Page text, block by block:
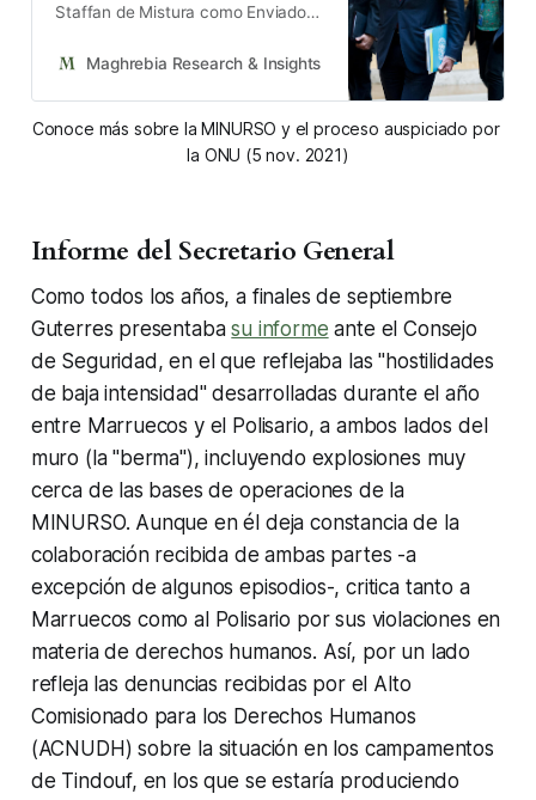
Staffan de Mistura como Enviado
Sáhara Occidental busca poner
Maghrebia Research & Insights Maghrebia Research &
Conoce más sobre la MINURSO y el proceso auspiciado por
la ONU (5 nov. 2021)
Informe del Secretario General
Como todos los años, a finales de septiembre
Guterres presentabasu informe ante el Consejo
de Seguridad, en el que reflejaba las "hostilidades
de baja intensidad" desarrolladas durante el año
entre Marruecos y el Polisario, a ambos lados del
muro (la "berma"), incluyendo explosiones muy
cerca de las bases de operaciones de la
MINURSO. Aunque en él deja constancia de la
colaboración recibida de ambas partes -a
excepción de algunos episodios-, critica tanto a
Marruecos como al Polisario por sus violaciones en
materia de derechos humanos. Así, por un lado
refleja las denuncias recibidas por el Alto
Comisionado para los Derechos Humanos
(ACNUDH) sobre la situación en los campamentos
de Tindouf, en los que se estaría produciendo